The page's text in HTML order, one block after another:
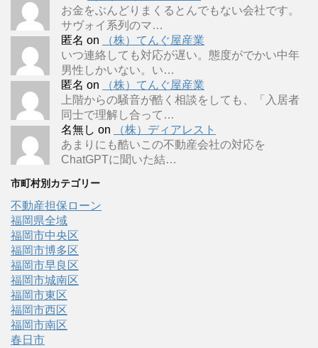
お金をぶんどりまくるとんでもない会社です。
サヴォイ系列のマ…
匿名 on
（株）てんぐ屋産業
いつ連絡しても対応が遅い。態度がでかい中年
男性しかいない。い…
匿名 on
（株）てんぐ屋産業
上階からの騒音が酷く相談をしても、「入居者
同士で理解し合って…
名無し on
（株）ディアレスト
あまりにも酷いこの不動産会社の対応を
ChatGPTに聞いた結…
市町村別カテゴリー
不動産担保ローン
福岡県全域
福岡市中央区
福岡市博多区
福岡市早良区
福岡市城南区
福岡市東区
福岡市西区
福岡市南区
春日市